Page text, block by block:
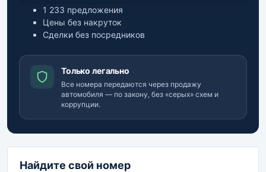
1 233 предложения
Цены без накруток
Сделки без посредников
Только легально
Все номера передаются через продажу
автомобиля — по закону, без «серых» схем и
коррупции.
Найдите свой номер